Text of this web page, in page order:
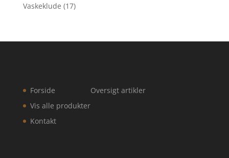
Vaskeklude (17)
Forside
Vis alle produkter
Kontakt
Oversigt artikler